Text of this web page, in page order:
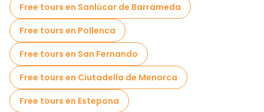
Free tours en Sanlúcar de Barrameda
Free tours en Pollenca
Free tours en San Fernando
Free tours en Ciutadella de Menorca
Free tours en Estepona